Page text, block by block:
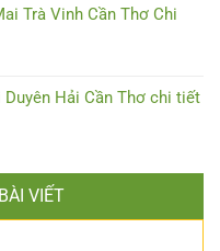
Trà Vinh Cần Thơ Chi
Hải Cần Thơ chi tiết
VIẾT